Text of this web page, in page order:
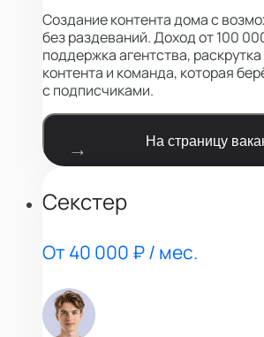
Создание контента дома с
без раздеваний. Доход от 100
поддержка агентства,
контента и команда, которая
с подписчиками.
На страницу
Секстер
От 40 000 ₽ / мес.